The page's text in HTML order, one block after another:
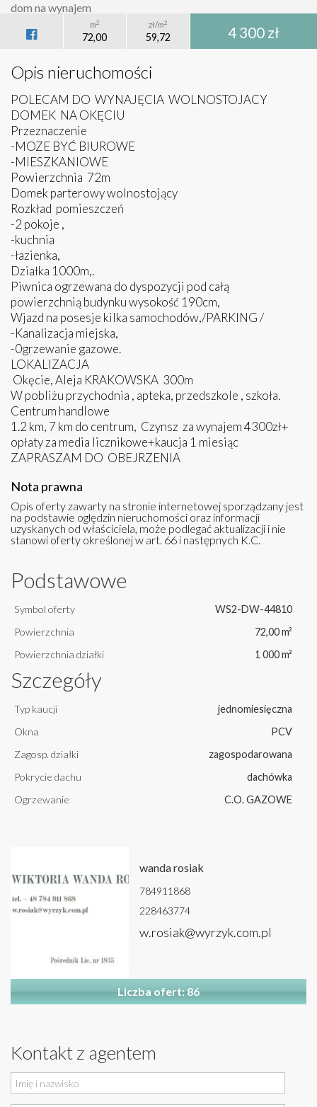
dom na wynajem
m2
72,00
zł/m2
59,72 4 300 zł
Opis nieruchomości
POLECAM DO WYNAJĘCIA WOLNOSTOJACY
DOMEK NA OKĘCIU
Przeznaczenie
-MOZE BYĆ BIUROWE
-MIESZKANIOWE
Powierzchnia 72m
Domek parterowy wolnostojący
Rozkład pomieszczeń
-2 pokoje ,
-kuchnia
-łazienka,
Działka 1000m,.
Piwnica ogrzewana do dyspozycji pod całą
powierzchnią budynku wysokość 190cm,
Wjazd na posesje kilka samochodów,/PARKING /
-Kanalizacja miejska,
-0grzewanie gazowe.
LOKALIZACJA
Okęcie, Aleja KRAKOWSKA 300m
W pobliżu przychodnia , apteka, przedszkole , szkoła.
Centrum handlowe
1.2 km, 7 km do centrum, Czynsz za wynajem 4300zł+
opłaty za media licznikowe+kaucja 1 miesiąc
ZAPRASZAM DO OBEJRZENIA
Nota prawna
Opis oferty zawarty na stronie internetowej sporządzany jest
na podstawie oględzin nieruchomości oraz informacji
uzyskanych od właściciela, może podlegać aktualizacji i nie
stanowi oferty określonej w art. 66 i następnych K.C.
Podstawowe
Symbol oferty
WS2-DW-44810
Powierzchnia
72,00 m²
Powierzchnia działki
1 000 m²
Szczegóły
Typ kaucji
jednomiesięczna
Okna
PCV
Zagosp. działki
zagospodarowana
Pokrycie dachu
dachówka
Ogrzewanie
C.O. GAZOWE
wanda rosiak
784911868
228463774
w.rosiak@wyrzyk.com.pl
Liczba ofert: 86
Kontakt z agentem